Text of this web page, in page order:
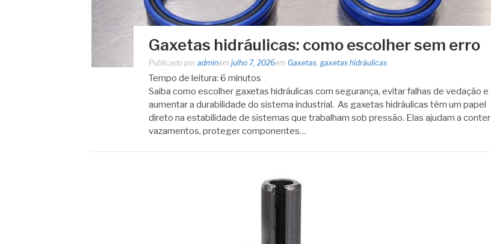
Gaxetas hidráulicas: como escolher sem erro
Publicado por adminem julho 7, 2026em Gaxetas, gaxetas hidráulicas
Tempo de leitura: 6 minutos
Saiba como escolher gaxetas hidráulicas com segurança, evitar falhas de vedação e
aumentar a durabilidade do sistema industrial. As gaxetas hidráulicas têm um papel
direto na estabilidade de sistemas que trabalham sob pressão. Elas ajudam a conter
vazamentos, proteger componentes…